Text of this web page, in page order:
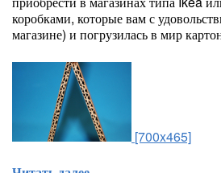
коробками, которые вам с
магазине) и погрузилась в мир
[700x465]